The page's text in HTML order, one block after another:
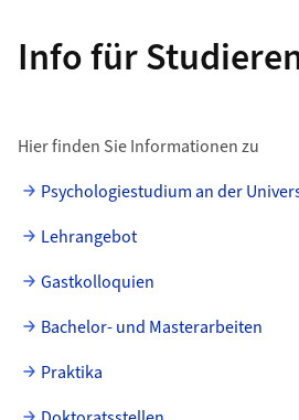
Info für
Hier finden Sie Informationen zu
Psychologiestudium an der
Lehrangebot
Gastkolloquien
Bachelor- und Masterarbeiten
Praktika